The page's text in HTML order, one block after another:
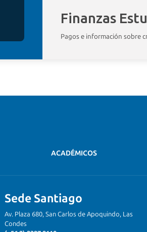
Solicitudes
Finanzas
Pagos e información sobre
ACADÉMICOS
Sede Santiago
Av. Plaza 680, San Carlos de Apoquindo, Las
Condes